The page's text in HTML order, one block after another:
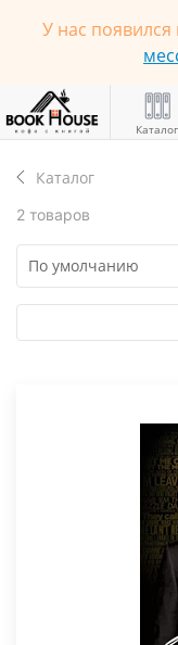
У нас
Каталог
Каталог
2 товаров